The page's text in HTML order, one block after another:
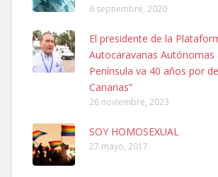
Ninfa perdida
El día 5 se los perdió una ninfa papillera, asustada
calle, se perdió por la zon...
Leales.org » Gran Canaria
6.7.2025
6 septiembre, 2020
El presidente de la
Autocaravanas Autónomas
Península va 40 años por
Canarias”
26 noviembre, 2023
SOY HOMOSEXUAL
27 mayo, 2017